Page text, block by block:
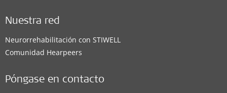
Nuestra red
Neurorrehabilitación con STIWELL
Comunidad Hearpeers
Póngase en contacto